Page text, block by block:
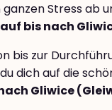
Stress ab
bis nach
bis zur
dich auf die
Gliwice